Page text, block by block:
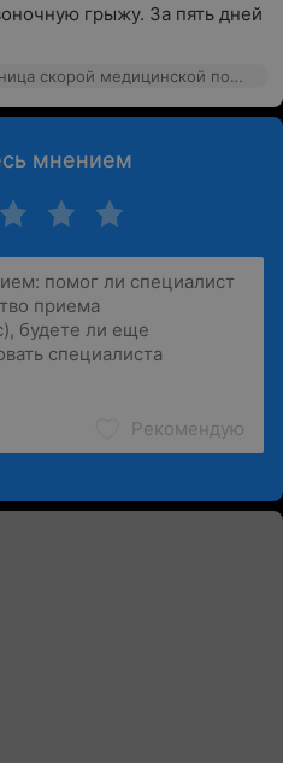
грыжу. За пять дней
Городская клиническая больница скорой медицинской помощи, ул. Лейтенанта Кижеватова, 58
мнением
Рекомендую